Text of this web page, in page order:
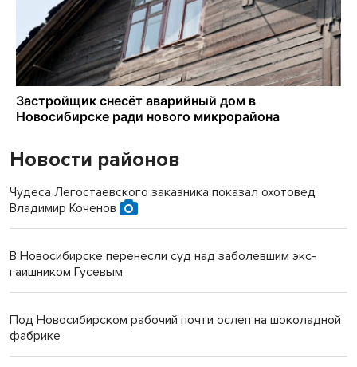
Новости районов
Чудеса Легостаевского заказника показал охотовед
Владимир Коченов
В Новосибирске перенесли суд над заболевшим экс-
гаишником Гусевым
Под Новосибирском рабочий почти ослеп на шоколадной
фабрике